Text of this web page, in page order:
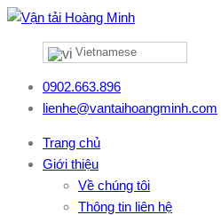
Vietnamese
0902.663.896
lienhe@vantaihoangminh.com
Trang chủ
Giới thiệu
Về chúng tôi
Thông tin liên hệ